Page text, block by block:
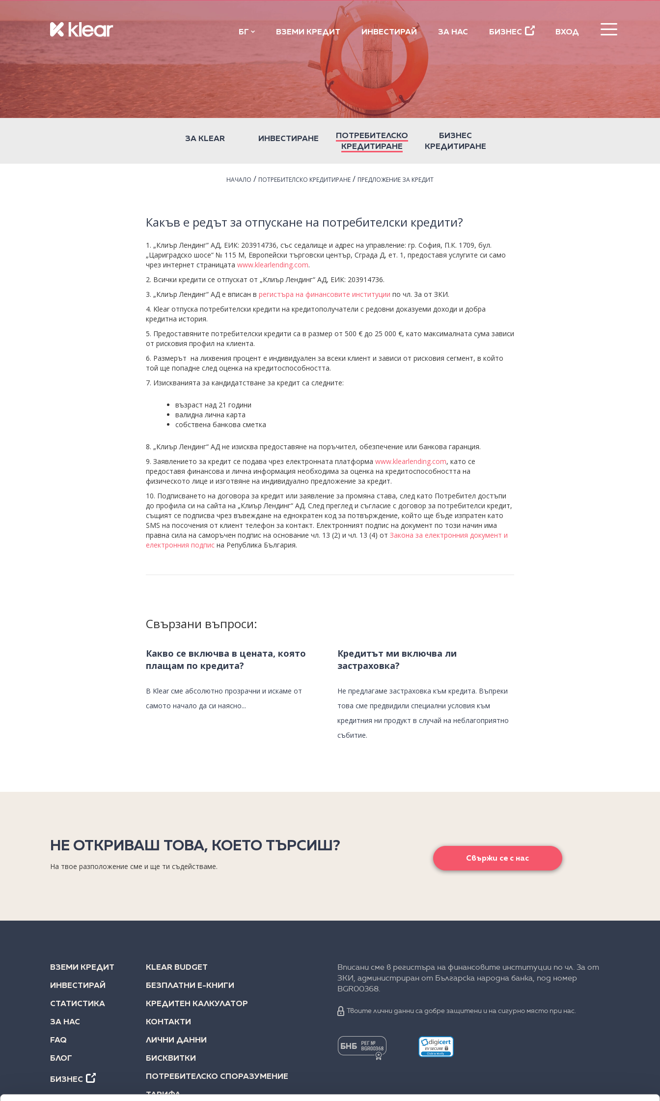
БГ ВЗЕМИ КРЕДИТ ИНВЕСТИРАЙ ЗА НАС БИЗНЕС ВХОД
ЗА KLEAR ИНВЕСТИРАНЕ
ПОТРЕБИТЕЛСКО
КРЕДИТИРАНЕ
БИЗНЕС
КРЕДИТИРАНЕ
НАЧАЛО / ПОТРЕБИТЕЛСКО КРЕДИТИРАНЕ / ПРЕДЛОЖЕНИЕ ЗА КРЕДИТ
Какъв е редът за отпускане на потребителски кредити?
1. „Клиър Лендинг“ АД, ЕИК: 203914736, със седалище и адрес на управление: гр. София, П.К. 1709, бул.
„Цариградско шосе“ № 115 М, Европейски търговски център, Сграда Д, eт. 1, предоставя услугите си само
чрез интернет страницата www.klearlending.com.
2. Всички кредити се отпускат от „Клиър Лендинг“ АД, ЕИК: 203914736.
3. „Клиър Лендинг“ АД е вписан в регистъра на финансовите институции по чл. 3а от ЗКИ.
4. Klear отпуска потребителски кредити на кредитополучатели с редовни доказуеми доходи и добра
кредитна история.
5. Предоставяните потребителски кредити са в размер от 500 € до 25 000 €, като максималната сума зависи
от рисковия профил на клиента.
6. Размерът на лихвения процент е индивидуален за всеки клиент и зависи от рисковия сегмент, в който
той ще попадне след оценка на кредитоспособността.
7. Изискванията за кандидатстване за кредит са следните:
възраст над 21 години
валидна лична карта
собствена банкова сметка
8. „Клиър Лендинг“ АД не изисква предоставяне на поръчител, обезпечение или банкова гаранция.
9. Заявлението за кредит се подава чрез електронната платформа www.klearlending.com, като се
предоставя финансова и лична информация необходима за оценка на кредитоспособността на
физическото лице и изготвяне на индивидуално предложение за кредит.
10. Подписването на договора за кредит или заявление за промяна става, след като Потребител достъпи
до профила си на сайта на „Клиър Лендинг“ АД. След преглед и съгласие с договор за потребителси кредит,
същият се подписва чрез въвеждане на еднократен код за потвърждение, който ще бъде изпратен като
SMS на посочения от клиент телефон за контакт. Електронният подпис на документ по този начин има
правна сила на саморъчен подпис на основание чл. 13 (2) и чл. 13 (4) от Закона за електронния документ и
електронния подпис на Република България.
Свързани въпроси:
Какво се включва в цената, която
плащам по кредита?
В Klear сме абсолютно прозрачни и искаме от
самото начало да си наясно...
Кредитът ми включва ли
застраховка?
Не предлагаме застраховка към кредита. Въпреки
това сме предвидили специални условия към
кредитния ни продукт в случай на неблагоприятно
събитие.
НЕ ОТКРИВАШ ТОВА, КОЕТО ТЪРСИШ?
На твое разположение сме и ще ти съдействаме.
Свържи се с нас
ВЗЕМИ КРЕДИТ
ИНВЕСТИРАЙ
СТАТИСТИКА
ЗА НАС
FAQ
БЛОГ
БИЗНЕС
KLEAR BUDGET
БЕЗПЛАТНИ Е-КНИГИ
КРЕДИТЕН КАЛКУЛАТОР
КОНТАКТИ
ЛИЧНИ ДАННИ
БИСКВИТКИ
ПОТРЕБИТЕЛСКО СПОРАЗУМЕНИЕ
ТАРИФА
Вписани сме в регистъра на финансовите институции по чл. 3а от
ЗКИ, администриран от Българска народна банка, под номер
BGR00368.
Твоите лични данни са добре защитени и на сигурно място при нас.